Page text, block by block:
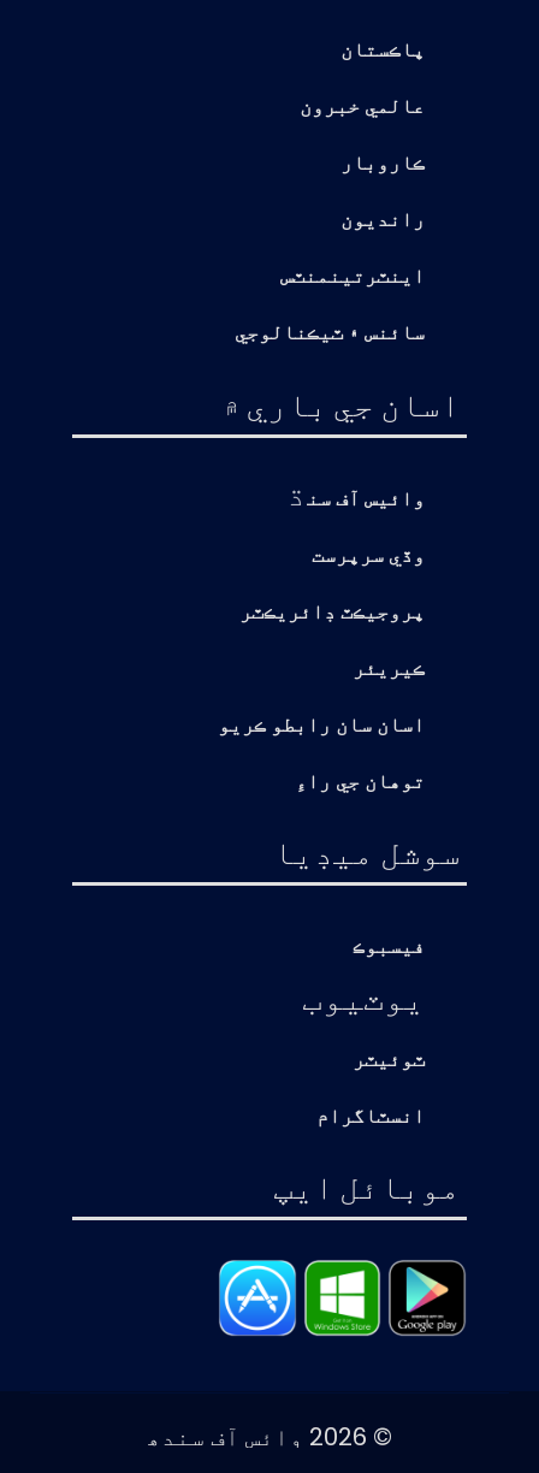
پاڪستان
عالمي خبرون
ڪاروبار
رانديون
اينٽرتينمنٽس
سائنس ۽ ٽيڪنالوجي
اسان جي باري ۾
وائيس آف سن ڌ
وڏي سرپرست
پروجيڪٽ ڊائريڪٽر
ڪيريئر
اسان سان رابطو ڪريو
توهان جي راءِ
سوشل ميڊيا
فيسبوڪ
يوٽيوب
ٽوئيٽر
انسٽاگرام
موبائل ايپ
© 2026 وائس آف سندھ